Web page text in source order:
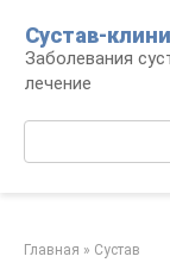
контенту
Сустав-
Заболевания
лечение
Главная » Сустав